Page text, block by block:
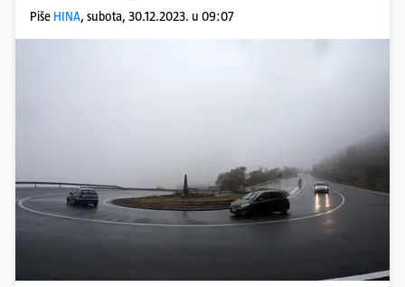
Piše HINA, subota, 30.12.2023. u 09:07